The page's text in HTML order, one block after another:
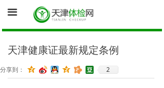
끀
首页
询底价（医院体检中心为您报价）
促销体检卡
体检资讯
天津健康证最新规定条例
分享到： 2